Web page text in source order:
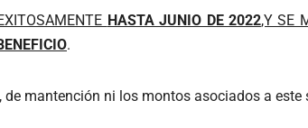
HASTA JUNIO DE 2022,Y SE
.
mantención ni los montos asociados a este